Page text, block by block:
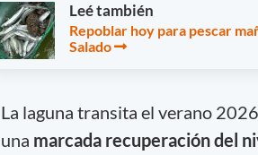
Leé también
Repoblar hoy para pescar
Salado
La laguna transita el verano
una marcada recuperación del